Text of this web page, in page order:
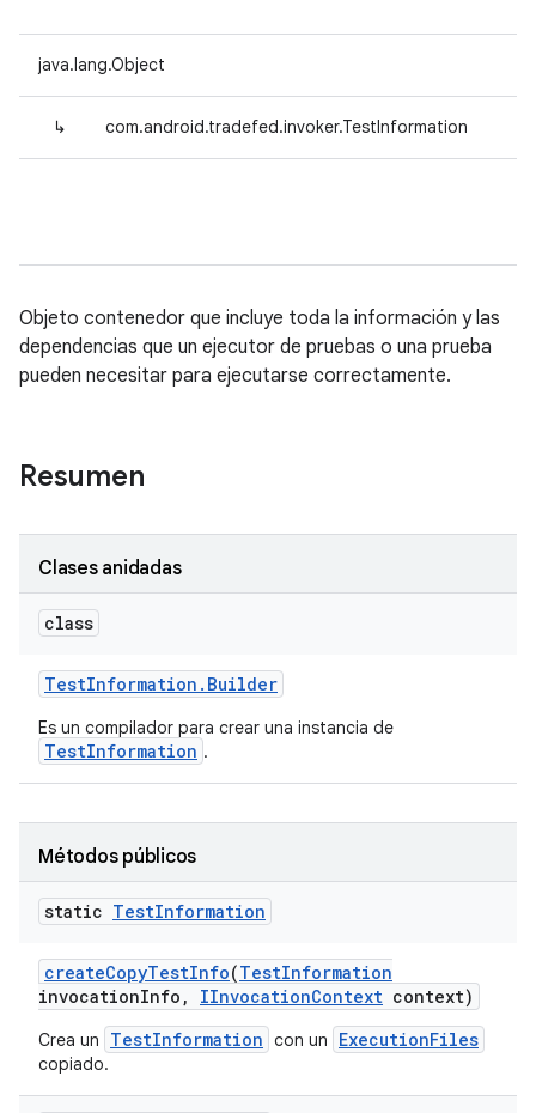
java.lang.Object
↳ com.android.tradefed.invoker.TestInformation
Objeto contenedor que incluye toda la información y las
dependencias que un ejecutor de pruebas o una prueba
pueden necesitar para ejecutarse correctamente.
Resumen
Clases anidadas
class
TestInformation . Builder
Es un compilador para crear una instancia de
TestInformation .
Métodos públicos
static TestInformation
createCopyTestInfo(TestInformation
invocationInfo , IInvocationContext context)
Crea un TestInformation con un ExecutionFiles
copiado.